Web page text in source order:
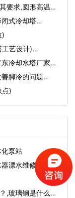
要求,圆形高温冷
闭式冷却塔…
)
工艺设计)…
东冷却水塔厂家…
善脚冷的问题…
点)
泵站
漂水维修方
,玻璃钢是什么材